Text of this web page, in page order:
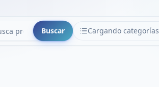
Buscar Cargando categorías
CATEGORÍAS